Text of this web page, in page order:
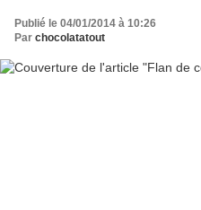
Publié le 04/01/2014 à 10:26
Par chocolatatout